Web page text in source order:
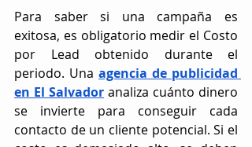
Para saber si una campaña es
exitosa, es obligatorio medir el Costo
por Lead obtenido durante el
periodo. Una agencia de publicidad
en El Salvador analiza cuánto dinero
se invierte para conseguir cada
contacto de un cliente potencial. Si el